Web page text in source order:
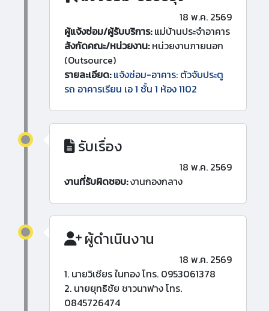
18 พ.ค. 2569
ผู้แจ้งซ่อม/ผู้รับบริการ:แม่บ้านประจำอาคาร
สังกัดคณะ/หน่วยงาน:หน่วยงานภายนอก
(Outsource)
รายละเอียด: แจ้งซ่อม-อาคาร: ตัวจับประตู
รถ อาคารเรียน เอ 1 ชั้น 1 ห้อง 1102
รับเรื่อง
18 พ.ค. 2569
งานที่รับผิดชอบ:งานกองกลาง
ผู้ดำเนินงาน
18 พ.ค. 2569
1. นายวิเชียร ในทอง โทร. 0953061378
2. นายยุทธิชัย ชาวนาฟาง โทร.
0845726474